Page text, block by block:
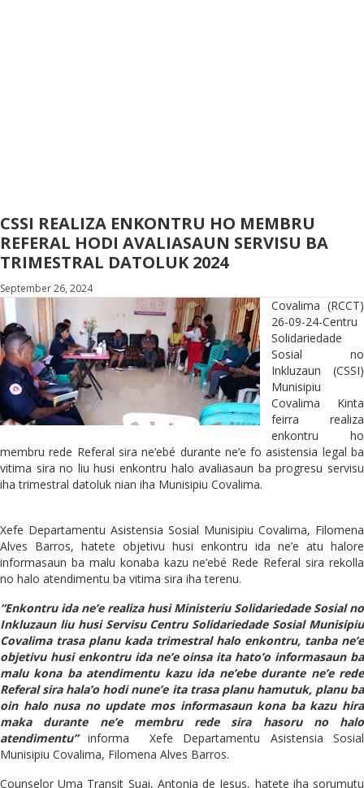
CSSI REALIZA ENKONTRU HO MEMBRU
REFERAL HODI AVALIASAUN SERVISU BA
TRIMESTRAL DATOLUK 2024
September 26, 2024
Covalima (RCCT)
26-09-24-Centru
Solidariedade
Sosial no
Inkluzaun (CSSI)
Munisipiu
Covalima Kinta
feirra realiza
enkontru ho
membru rede Referal sira ne’ebé durante ne’e fo asistensia legal ba
vitima sira no liu husi enkontru halo avaliasaun ba progresu servisu
iha trimestral datoluk nian iha Munisipiu Covalima.
Xefe Departamentu Asistensia Sosial Munisipiu Covalima, Filomena
Alves Barros, hatete objetivu husi enkontru ida ne’e atu halore
informasaun ba malu konaba kazu ne’ebé Rede Referal sira rekolla
no halo atendimentu ba vitima sira iha terenu.
“Enkontru ida ne’e realiza husi Ministeriu Solidariedade Sosial no
Inkluzaun liu husi Servisu Centru Solidariedade Sosial Munisipiu
Covalima trasa planu kada trimestral halo enkontru, tanba ne’e
objetivu husi enkontru ida ne’e oinsa ita hato’o informasaun ba
malu kona ba atendimentu kazu ida ne’ebe durante ne’e rede
Referal sira hala’o hodi nune’e ita trasa planu hamutuk, planu ba
oin halo nusa no update mos informasaun kona ba kazu hira
maka durante ne’e membru rede sira hasoru no halo
atendimentu”informa
Xefe Departamentu Asistensia Sosial
Munisipiu Covalima, Filomena Alves Barros.
Counselor Uma Transit Suai, Antonia de Jesus, hatete iha sorumutu